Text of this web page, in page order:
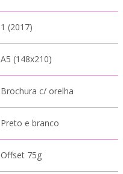
1 (2017)
A5 (148x210)
Brochura c/ orelha
Preto e branco
Offset 75g